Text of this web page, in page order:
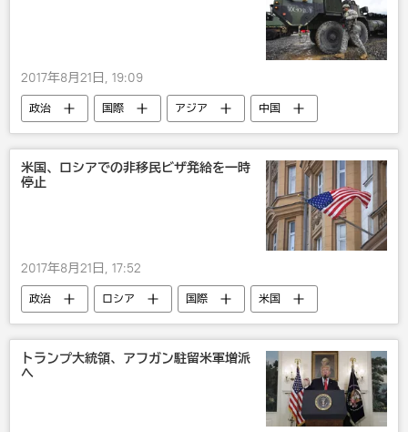
2017年8月21日, 19:09
政治 国際 アジア
中国
韓国
北朝鮮
軍事演習
米国
米国、ロシアでの非移民ビザ発給を一時
停止
2017年8月21日, 17:52
政治 ロシア 国際
米国
制裁
露米関係
トランプ大統領、アフガン駐留米軍増派
へ